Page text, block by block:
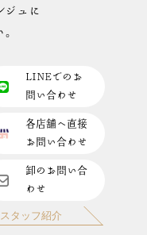
ジュに
LINEでのお
問い合わせ
各店舗へ直接
お問い合わせ
卸のお問い合
わせ
タッフ紹介